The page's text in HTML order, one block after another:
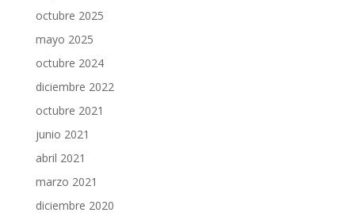
octubre 2025
mayo 2025
octubre 2024
diciembre 2022
octubre 2021
junio 2021
abril 2021
marzo 2021
diciembre 2020